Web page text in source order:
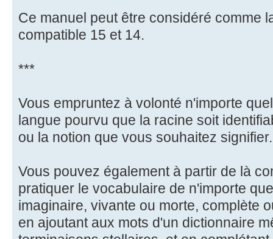
Ce manuel peut être considéré comme
compatible 15 et 14.
***
Vous empruntez à volonté n'importe
langue pourvu que la racine soit
ou la notion que vous souhaitez signifier.
Vous pouvez également à partir de là
pratiquer le vocabulaire de n'importe
imaginaire, vivante ou morte, complète
en ajoutant aux mots d'un dictionnaire